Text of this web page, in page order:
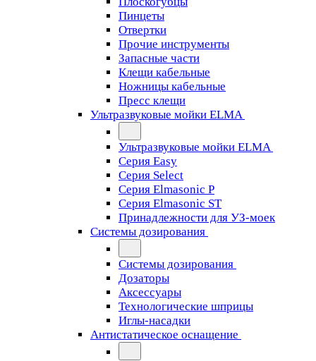
Пинцеты
Отвертки
Прочие инструменты
Запасные части
Клещи кабельные
Ножницы кабельные
Пресс клещи
Ультразвуковые мойки ELMA
Ультразвуковые мойки ELMA
Серия Easy
Серия Select
Серия Elmasonic P
Серия Elmasonic ST
Принадлежности для УЗ-моек
Системы дозирования
Системы дозирования
Дозаторы
Аксессуары
Технологические шприцы
Иглы-насадки
Антистатическое оснащение